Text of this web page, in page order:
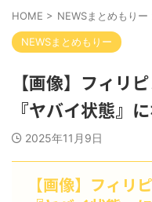
HOME > NEWSまとめもりー
NEWSまとめもりー
【画像】フィリ
『ヤバイ状態』
2025年11月9日
【画像】フィリ